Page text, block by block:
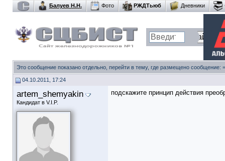
Балуев Н.Н. Фото РЖДТьюб Дневники
Это сообщение показано отдельно, перейти в тему, где размещено сообщение:
04.10.2011, 17:24
artem_shemyakin
Кандидат в V.I.P.
подскажите принцип действия